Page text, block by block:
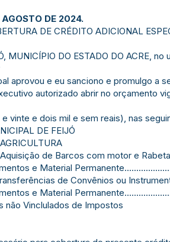
AGOSTO DE 2024.
DE CRÉDITO ADICIONAL
MUNICÍPIO DO ESTADO DO ACRE,
aprovou e eu sanciono e promulgo a
autorizado abrir no orçamento
vinte e dois mil e sem reais), nas
DE FEIJÓ
de Barcos com motor e
e Material
de Convênios ou
e Material
não Vinclulados de Impostos